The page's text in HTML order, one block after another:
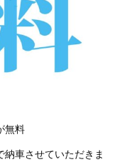
無料
車させていただきま